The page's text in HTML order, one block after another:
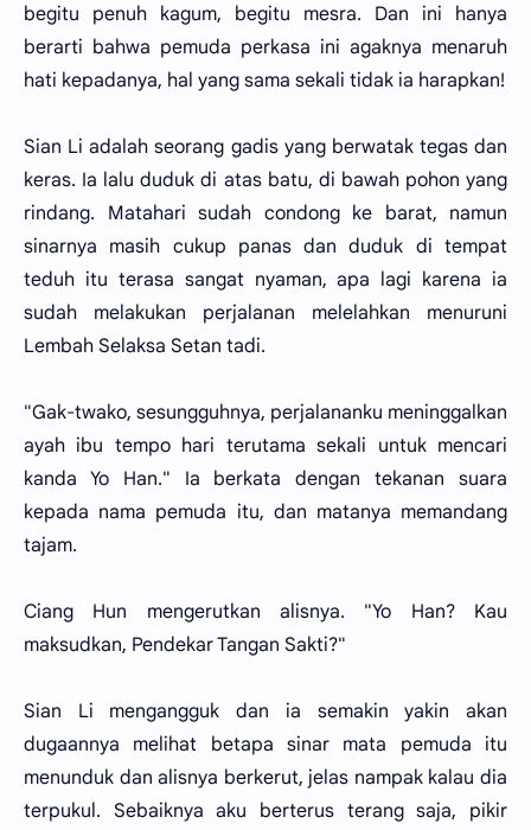
begitu penuh kagum, begitu mesra. Dan ini hanya
berarti bahwa pemuda perkasa ini agaknya menaruh
hati kepadanya, hal yang sama sekali tidak ia harapkan!
Sian Li adalah seorang gadis yang berwatak tegas dan
keras. Ia lalu duduk di atas batu, di bawah pohon yang
rindang. Matahari sudah condong ke barat, namun
sinarnya masih cukup panas dan duduk di tempat
teduh itu terasa sangat nyaman, apa lagi karena ia
sudah melakukan perjalanan melelahkan menuruni
Lembah Selaksa Setan tadi.
"Gak-twako, sesungguhnya, perjalananku meninggalkan
ayah ibu tempo hari terutama sekali untuk mencari
kanda Yo Han." Ia berkata dengan tekanan suara
kepada nama pemuda itu, dan matanya memandang
tajam.
Ciang Hun mengerutkan alisnya. "Yo Han? Kau
maksudkan, Pendekar Tangan Sakti?"
Sian Li mengangguk dan ia semakin yakin akan
dugaannya melihat betapa sinar mata pemuda itu
menunduk dan alisnya berkerut, jelas nampak kalau dia
terpukul. Sebaiknya aku berterus terang saja, pikir